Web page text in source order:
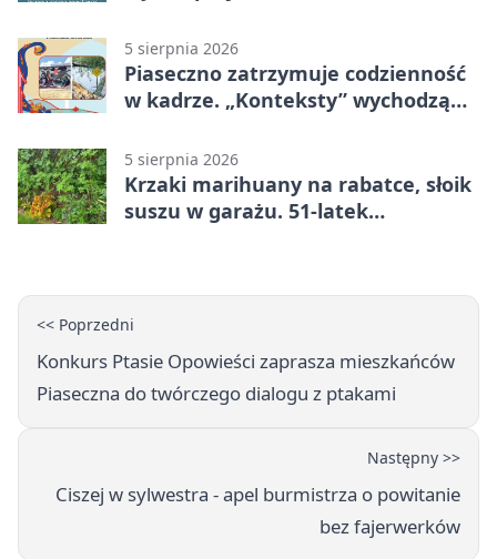
5 sierpnia 2026
Piaseczno zatrzymuje codzienność
w kadrze. „Konteksty” wychodzą
5 sierpnia 2026
Krzaki marihuany na rabatce, słoik
suszu w garażu. 51-latek
<< Poprzedni
Konkurs Ptasie Opowieści zaprasza mieszkańców
Piaseczna do twórczego dialogu z ptakami
Następny >>
Ciszej w sylwestra - apel burmistrza o powitanie
bez fajerwerków